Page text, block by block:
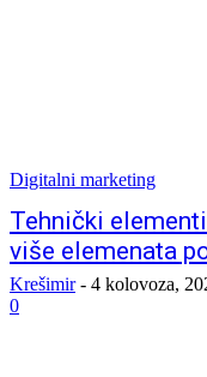
Digitalni marketing
Tehnički
više elemenata
Krešimir - 4 kolovoza,
0